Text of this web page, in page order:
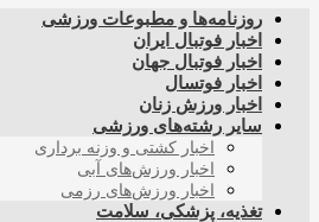
روزنامه‌ها و مطبوعات ورزشی
اخبار فوتبال ایران
اخبار فوتبال جهان
اخبار فوتسال
اخبار ورزش زنان
سایر رشته‌های ورزشی
اخبار کشتی و وزنه برداری
اخبار ورزش‌های آبی
اخبار ورزش‌های رزمی
تغذیه، پزشکی، سلامت